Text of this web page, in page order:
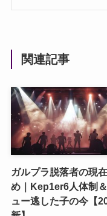
関連記事
ガルプラ脱落者の現
め｜Kep1er6人体制
ュー逃した子の今【